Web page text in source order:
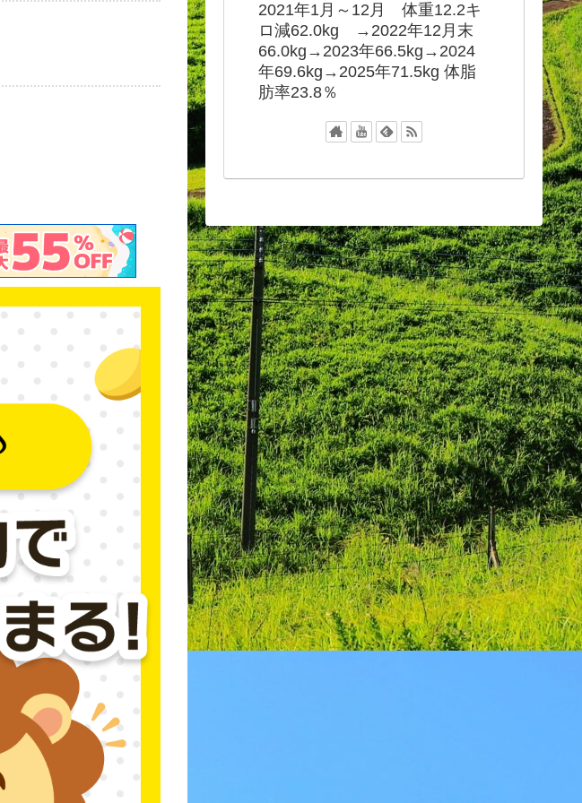
2021年1月～12月 体重12.2キ
ロ減62.0kg →2022年12月末
66.0kg→2023年66.5kg→2024
年69.6kg→2025年71.5kg 体脂
肪率23.8％